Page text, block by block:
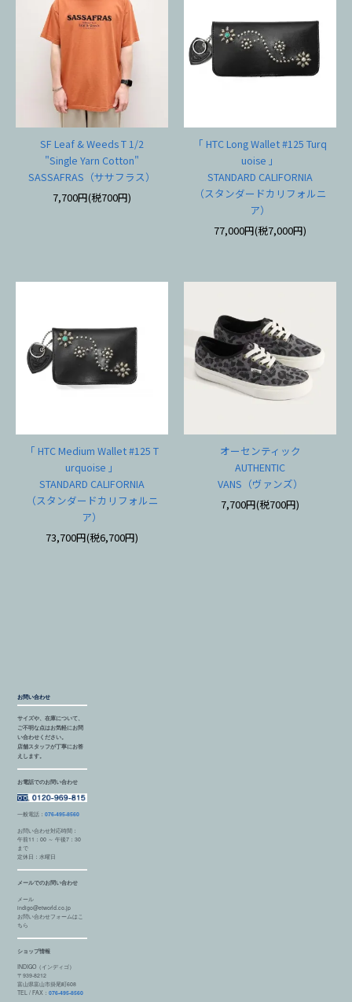
SF Leaf & Weeds T 1/2
"Single Yarn Cotton"
SASSAFRAS（ササフラス）
7,700円(税700円)
「 HTC Long Wallet #125 Turq
uoise 」
STANDARD CALIFORNIA
（スタンダードカリフォルニ
ア）
77,000円(税7,000円)
「 HTC Medium Wallet #125 T
urquoise 」
STANDARD CALIFORNIA
（スタンダードカリフォルニ
ア）
73,700円(税6,700円)
オーセンティック
AUTHENTIC
VANS（ヴァンズ）
7,700円(税700円)
お問い合わせ
サイズや、在庫について、
ご不明な点はお気軽にお問
い合わせください。
店舗スタッフが丁寧にお答
えします。
お電話でのお問い合わせ
一般電話：076-495-8560
お問い合わせ対応時間：
午前11：00 ～ 午後7：30
まで
定休日：水曜日
メールでのお問い合わせ
メール
indigo@etworld.co.jp
お問い合わせフォームはこ
ちら
ショップ情報
INDIGO（インディゴ）
〒939-8212
富山県富山市掛尾町608
TEL / FAX：076-495-8560